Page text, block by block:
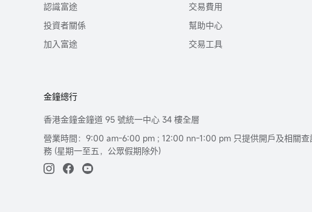
認識富途
投資者關係
加入富途
交易費用
幫助中心
交易工具
金鐘總行
香港金鐘金鐘道 95 號統一中心 34 樓全層
營業時間：9:00 am-6:00 pm ; 12:00 nn-1:00 pm 只提供開戶及相關查
務 (星期一至五，公眾假期除外)